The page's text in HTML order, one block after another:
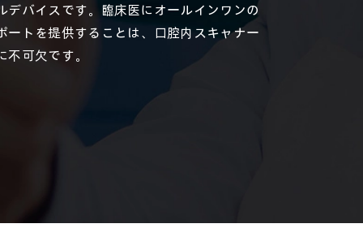
デバイスです。臨床医にオールインワンの
ートを提供することは、口腔内スキャナー
不可欠です。